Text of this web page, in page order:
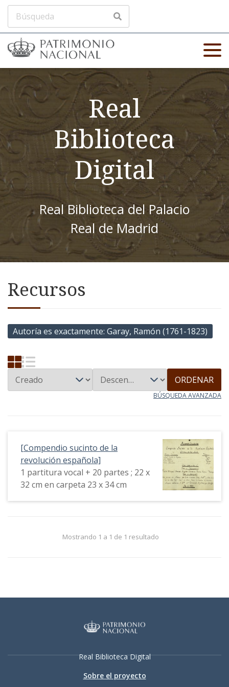
Real
Biblioteca
Digital
Real Biblioteca del Palacio
Real de Madrid
Recursos
Autoría es exactamente Garay, Ramón (1761-1823)
ORDENAR
BÚSQUEDA AVANZADA
[Compendio sucinto de la
revolución española]
1 partitura vocal + 20 partes ; 22 x
32 cm en carpeta 23 x 34 cm
Mostrando 1 a 1 de 1 resultado
Real Biblioteca Digital
Sobre el proyecto